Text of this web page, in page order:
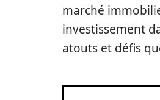
marché
investissement
atouts et défis